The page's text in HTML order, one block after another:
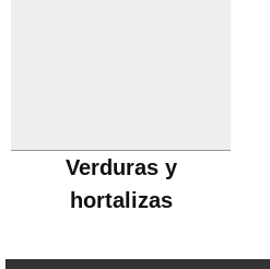
Verduras y
hortalizas